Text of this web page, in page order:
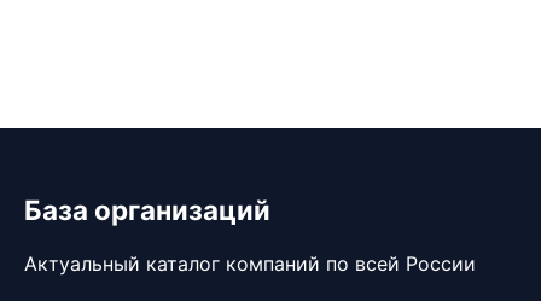
База организаций
Актуальный каталог компаний по всей России